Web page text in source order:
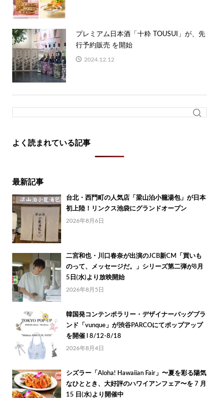
プレミアム日本酒「十粋 TOUSUI」が、先
行予約販売 を開始
2024.12.12
よく読まれている記事
最新記事
台北・西門町の人気店「梁山泊小籠湯包」が日本
初上陸！リンクス池袋にグランドオープン
2026年8月6日
二宮和也・川口春奈が出演のJCB新CM「買いも
のって、メッセージだ。」シリーズ第二弾が8月
5日(水)より放映開始
2026年8月5日
韓国発コンテンポラリー・デザイナーバッグブラ
ンド「vunque」が渋谷PARCOにてポップアップ
を開催 l 8/12-8/18
2026年8月4日
シズラー「Aloha! Hawaiian Fair」〜夏を彩る陽気
なひととき、大好評のハワイアンフェア〜を 7 月
15 日(水)より開催中